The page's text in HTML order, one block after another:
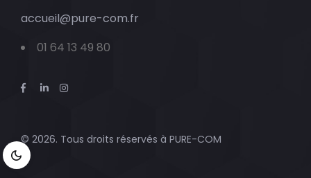
accueil@pure-com.fr
01 64 13 49 80
© 2026. Tous droits réservés à PURE-COM